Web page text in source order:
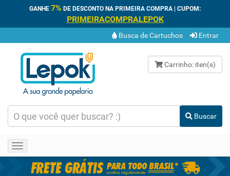
GANHE 7% DE DESCONTO NA PRIMEIRA COMPRA | CUPOM:
PRIMEIRACOMPRALEPOK
Busca de Cartuchos Entrar
Carrinho: iten(s)
Buscar
Toggle
navigation